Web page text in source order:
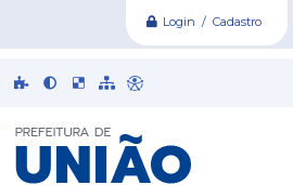
Login / Cadastro